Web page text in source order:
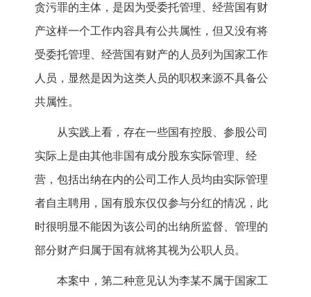
贪污罪的主体，是因为受委托管理、经营国有财
产这样一个工作内容具有公共属性，但又没有将
受委托管理、经营国有财产的人员列为国家工作
人员，显然是因为这类人员的职权来源不具备公
共属性。
从实践上看，存在一些国有控股、参股公司
实际上是由其他非国有成分股东实际管理、经
营，包括出纳在内的公司工作人员均由实际管理
者自主聘用，国有股东仅仅参与分红的情况，此
时很明显不能因为该公司的出纳所监督、管理的
部分财产归属于国有就将其视为公职人员。
本案中，第二种意见认为李某不属于国家工